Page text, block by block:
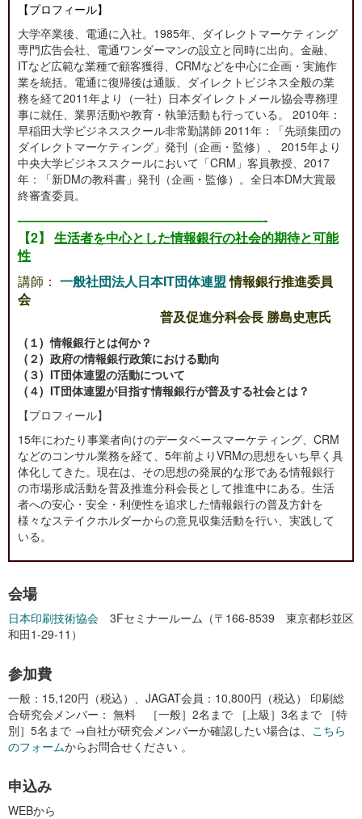
【プロフィール】
大学卒業後、電通に入社。1985年、ダイレクトマーケティング
専門広告会社、電通ワンダーマンの設立と同時に出向。金融、
ITなど広範な業種で顧客獲得、CRMなどを中心に企画・実施作
業を統括。電通に復帰後は通販、ダイレクトビジネス全般の業
務を経て2011年より（一社）日本ダイレクトメール協会専務理
事に就任、業界活動や教育・執筆活動も行っている。 2010年：
早稲田大学ビジネススクール非常勤講師 2011年：「先頭集団の
ダイレクトマーケティング」発刊（企画・監修）、 2015年より
中央大学ビジネススクールにおいて「CRM」客員教授、2017
年：「新DMの教科書」発刊（企画・監修）。全日本DM大賞最
終審査委員。
———————————————————-
【2】 生活者を中心とした情報銀行の社会的期待と可能
性
講師： 一般社団法人日本IT団体連盟情報銀行推進委員
会
普及促進分科会長 勝島史恵氏
(１) 情報銀行とは何か？
(２) 政府の情報銀行政策における動向
(３) IT団体連盟の活動について
(４) IT団体連盟が目指す情報銀行が普及する社会とは？
【プロフィール】
15年にわたり事業者向けのデータベースマーケティング、CRM
などのコンサル業務を経て、5年前よりVRMの思想をいち早く具
体化してきた。現在は、その思想の発展的な形である情報銀行
の市場形成活動を普及推進分科会長として推進中にある。生活
者への安心・安全・利便性を追求した情報銀行の普及方針を
様々なステイクホルダーからの意見収集活動を行い、実践して
いる。
会場
日本印刷技術協会 3Fセミナールーム（〒166-8539 東京都杉並区
和田1-29-11）
参加費
一般：15,120円（税込）、JAGAT会員：10,800円（税込） 印刷総
合研究会メンバー： 無料 ［一般］2名まで ［上級］3名まで ［特
別］5名まで →自社が研究会メンバーか確認したい場合は、 こちら
のフォームからお問合せください 。
申込み
WEBから